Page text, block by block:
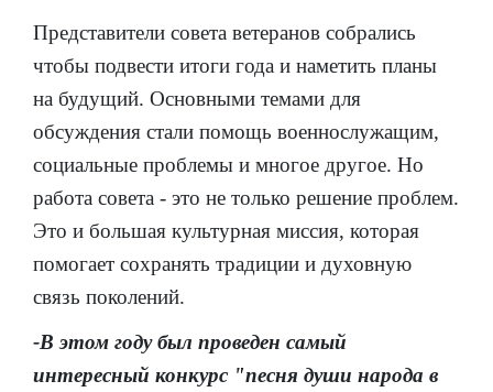
Представители совета ветеранов собрались
чтобы подвести итоги года и наметить планы
на будущий. Основными темами для
обсуждения стали помощь военнослужащим,
социальные проблемы и многое другое. Но
работа совета - это не только решение проблем.
Это и большая культурная миссия, которая
помогает сохранять традиции и духовную
связь поколений.
-В этом году был проведен самый
интересный конкурс "песня души народа в